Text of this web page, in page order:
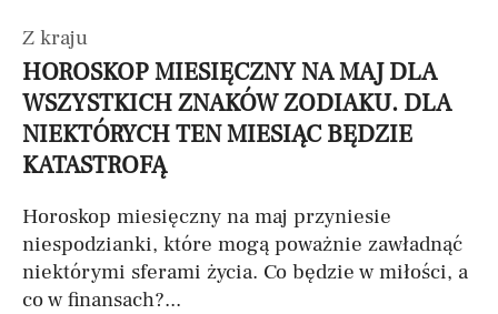
Z kraju
HOROSKOP MIESIĘCZNY NA MAJ DLA
WSZYSTKICH ZNAKÓW ZODIAKU. DLA
NIEKTÓRYCH TEN MIESIĄC BĘDZIE
KATASTROFĄ
Horoskop miesięczny na maj przyniesie
niespodzianki, które mogą poważnie zawładnąć
niektórymi sferami życia. Co będzie w miłości, a
co w finansach?...